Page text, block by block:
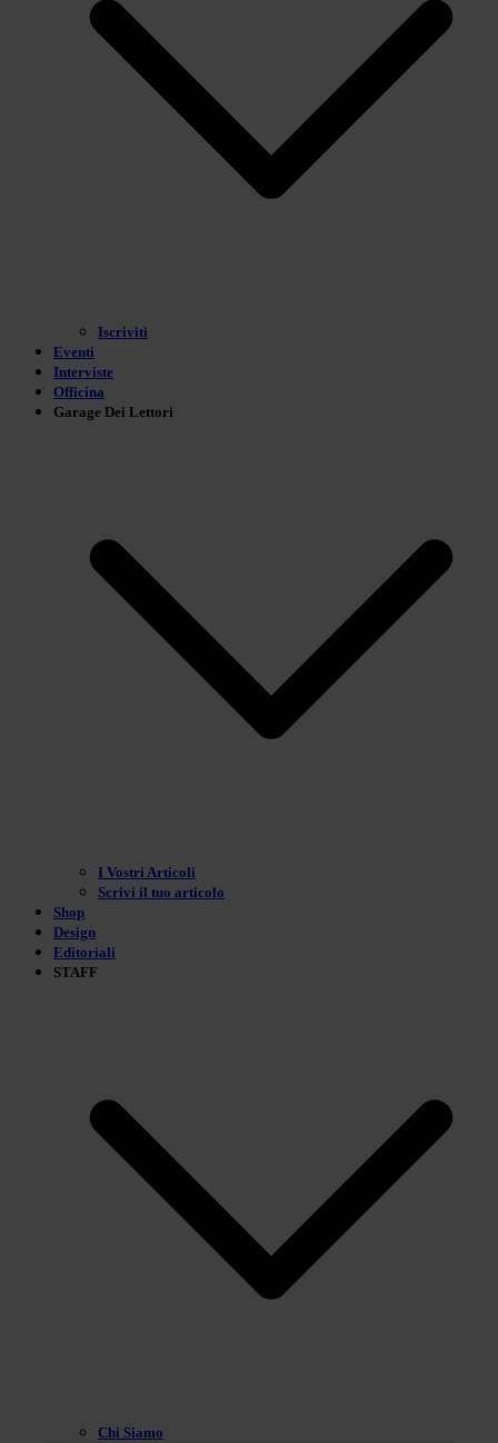
Iscriviti
Eventi
Interviste
Officina
Garage Dei Lettori
I Vostri Articoli
Scrivi il tuo articolo
Shop
Design
Editoriali
STAFF
Chi Siamo